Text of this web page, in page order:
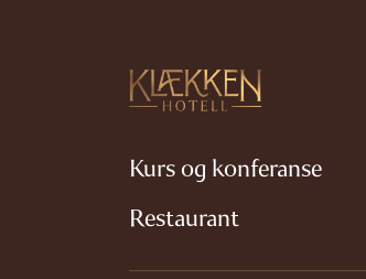
Kurs og konferanse
Restaurant